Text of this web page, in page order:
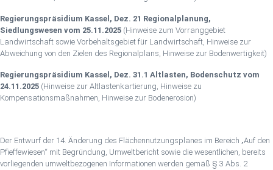
Regierungspräsidium Kassel, Dez. 21 Regionalplanung,
Siedlungswesen vom 25.11.2025 (Hinweise zum Vorranggebiet
Landwirtschaft sowie Vorbehaltsgebiet für Landwirtschaft, Hinweise zur
Abweichung von den Zielen des Regionalplans, Hinweise zur Bodenwertigkeit)
Regierungspräsidium Kassel, Dez. 31.1 Altlasten, Bodenschutz vom
24.11.2025 (Hinweise zur Altlastenkartierung, Hinweise zu
Kompensationsmaßnahmen, Hinweise zur Bodenerosion)
Der Entwurf der 14. Änderung des Flächennutzungsplanes im Bereich „Auf den
Pfieffewiesen“ mit Begründung, Umweltbericht sowie die wesentlichen, bereits
vorliegenden umweltbezogenen Informationen werden gemäß § 3 Abs. 2